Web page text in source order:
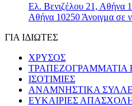
Ελ. Βενιζέλου 21, Αθήνα
Αθήνα 10250 Άνοιγμα σε
ΓΙΑ ΙΔΙΩΤΕΣ
ΧΡΥΣΟΣ
ΤΡΑΠΕΖΟΓΡΑΜΜΑΤΙΑ
ΙΣΟΤΙΜΙΕΣ
ΑΝΑΜΝΗΣΤΙΚΑ
ΕΥΚΑΙΡΙΕΣ